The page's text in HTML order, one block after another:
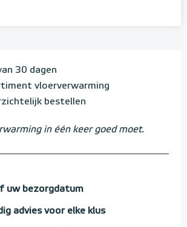
30 dagen
vloerverwarming
bestellen
in één keer goed moet.
uw bezorgdatum
advies voor elke klus